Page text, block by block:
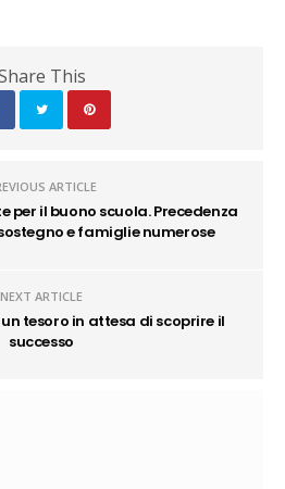
This
ARTICLE
per il buono scuola. Precedenza
e famiglie numerose
NEXT ARTICLE
tesoro in attesa di scoprire il
successo